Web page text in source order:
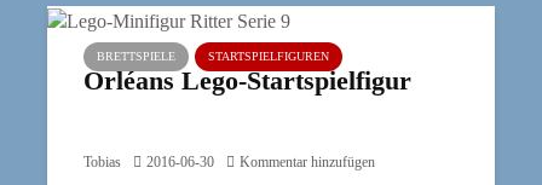
BRETTSPIELE STARTSPIELFIGUREN
Orléans Lego-Startspielfigur
Tobias 2016-06-30 Kommentar hinzufügen